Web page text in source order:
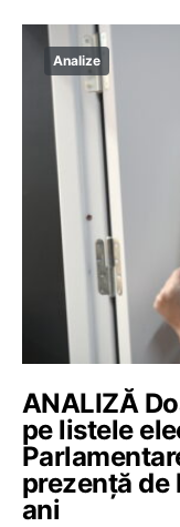
Analize
ANALIZĂ
pe listele
prezență
ani